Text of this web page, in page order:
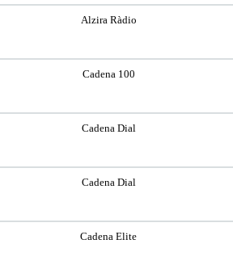
Alzira Ràdio
Cadena 100
Cadena Dial
Cadena Dial
Cadena Elite